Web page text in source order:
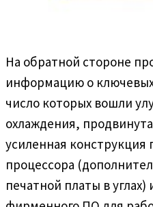
На обратной стороне
информацию о
число которых вошли
охлаждения,
усиленная конструкция
процессора
печатной платы в